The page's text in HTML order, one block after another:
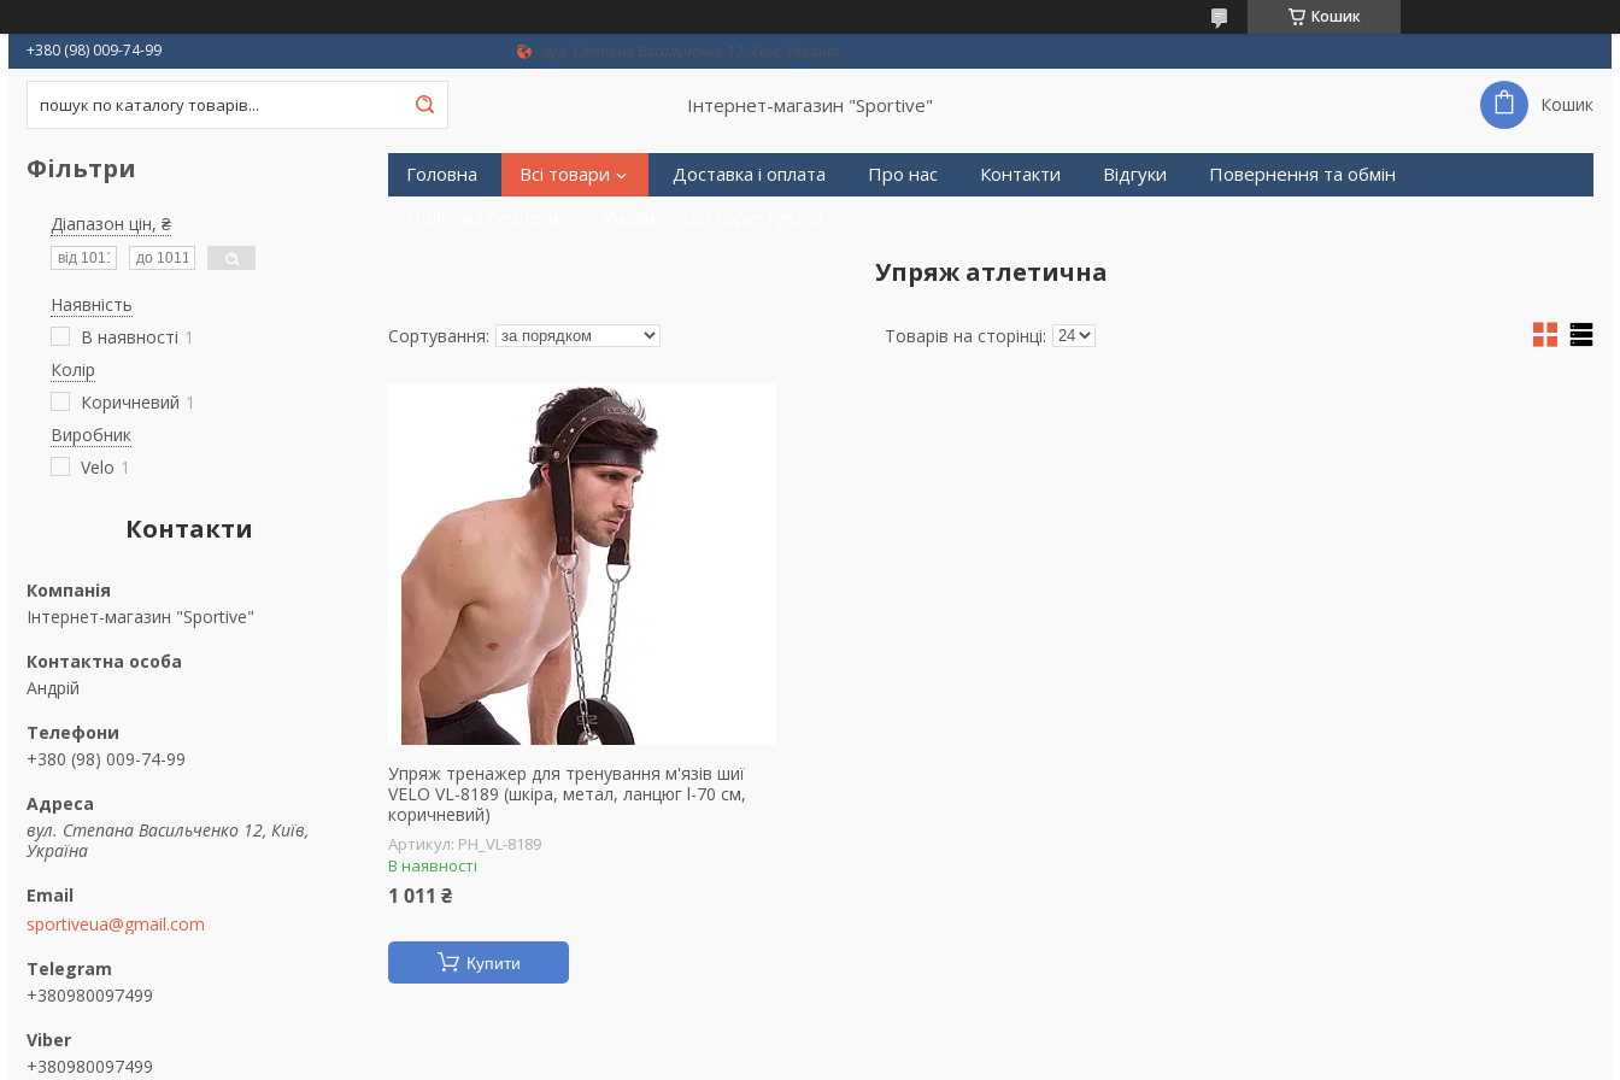
Кошик
+380 (98) 009-74-99
вул. Степана Васильченко 12, Київ, Україна
Інтернет-магазин "Sportive" Кошик
Фільтри
Діапазон цін, ₴
Наявність
В наявності 1
Колір
Коричневий 1
Виробник
Velo 1
Контакти
Інтернет-магазин "Sportive"
Андрій
+380 (98) 009-74-99
вул. Степана Васильченко 12, Київ,
Україна
sportiveua@gmail.com
+380980097499
+380980097499
Головна Всі товари Доставка і оплата Про нас Контакти Відгуки
Повернення та обмін
Упряж атлетична
Упряж тренажер для тренування м'язів шиї
VELO VL-8189 (шкіра, метал, ланцюг l-70 см,
коричневий)
PH_VL-8189
В наявності
1 011 ₴
Купити